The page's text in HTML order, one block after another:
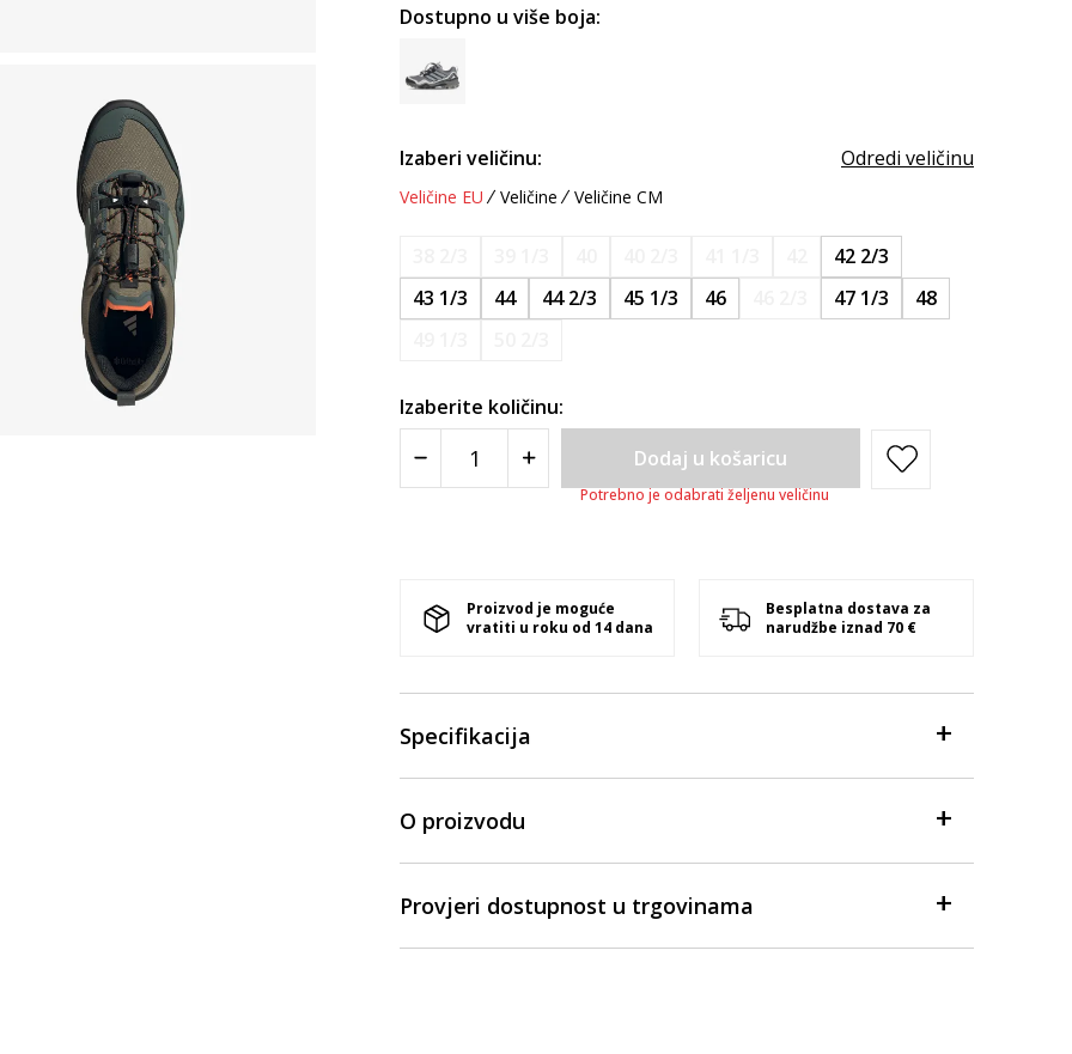
Dostupno u više boja:
Izaberi veličinu: Odredi veličinu
Veličine EU Veličine Veličine CM
42 2/3
43 1/3
44 44 2/3 45 1/3 46 47 1/3
48
Izaberite količinu:
Dodaj u košaricu
Potrebno je odabrati željenu veličinu
Proizvod je moguće
vratiti u roku od 14 dana
Besplatna dostava za
narudžbe iznad 70 €
Specifikacija
O proizvodu
Provjeri dostupnost u trgovinama